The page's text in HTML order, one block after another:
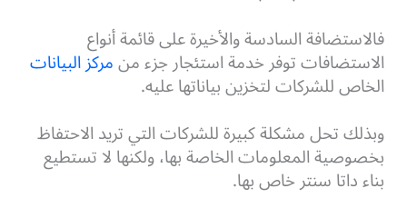
فالاستضافة السادسة والأخيرة على قائمة أنواع
الاستضافات توفر خدمة استئجار جزء منمركز البيانات
الخاص للشركات لتخزين بياناتها عليه.
وبذلك تحل مشكلة كبيرة للشركات التي تريد الاحتفاظ
بخصوصية المعلومات الخاصة بها، ولكنها لا تستطيع
بناء داتا سنتر خاص بها.